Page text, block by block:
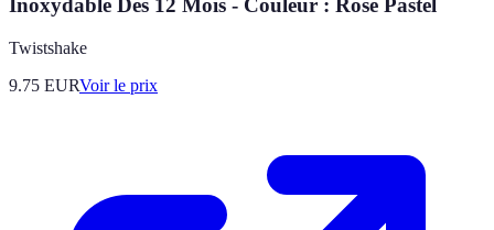
Inoxydable Dès 12 Mois - Couleur : Rose Pastel
Twistshake
9.75 EURVoir le prix